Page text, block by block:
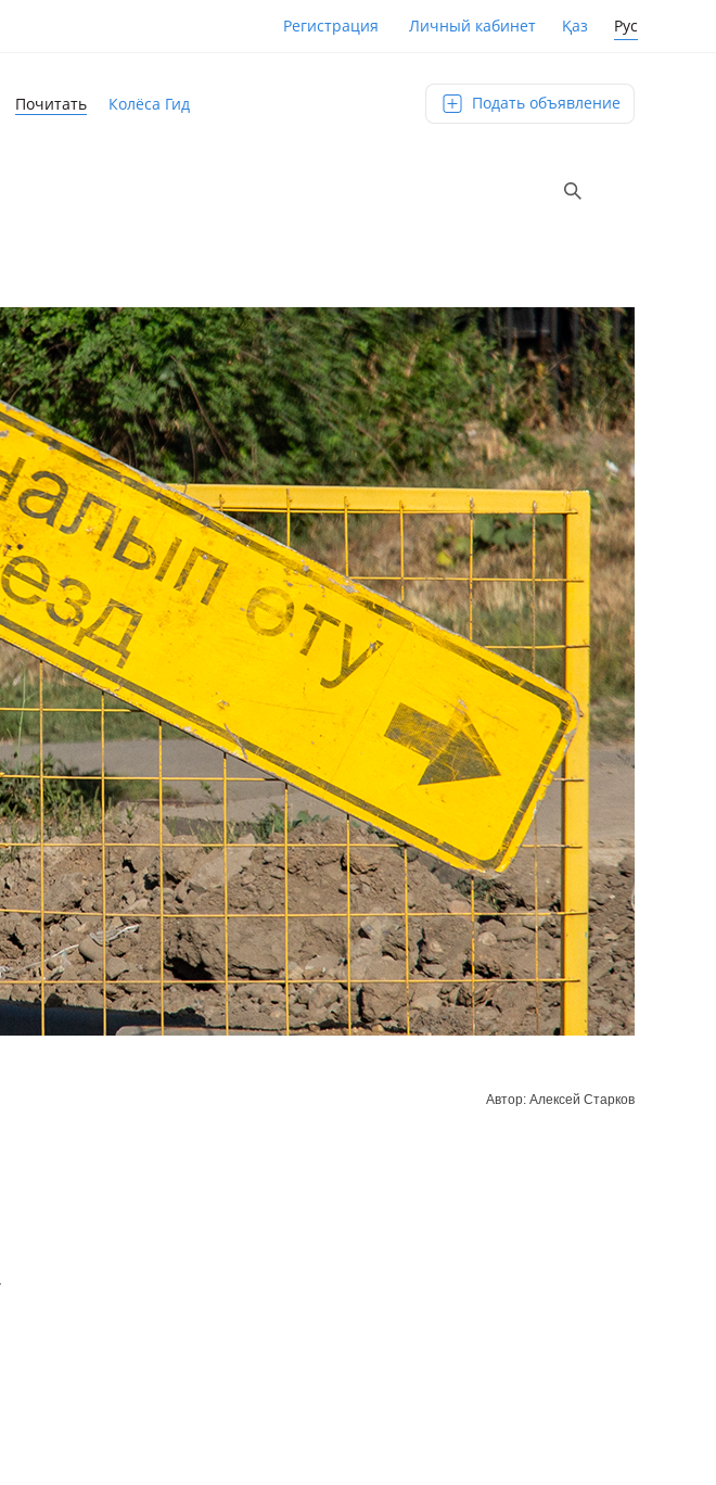
Регистрация Личный кабинет Қаз Рус
Почитать Колёса Гид Подать объявление
Автор: Алексей Старков